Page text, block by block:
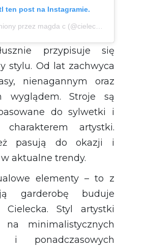
ten post na Instagramie.
przypisuje się
stylu. Od lat zachwyca
nienagannym oraz
wyglądem. Stroje są
do sylwetki i
artystki.
pasują do okazji i
aktualne trendy.
elementy – to z
garderobę buduje
Cielecka. Styl artystki
minimalistycznych
i ponadczasowych